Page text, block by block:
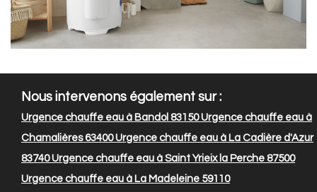
Nous intervenons également sur :
Urgence chauffe eau à Bandol 83150Urgence chauffe eau à
Chamalières 63400Urgence chauffe eau à La Cadière d'Azur
83740Urgence chauffe eau à Saint Yrieix la Perche 87500
Urgence chauffe eau à La Madeleine 59110